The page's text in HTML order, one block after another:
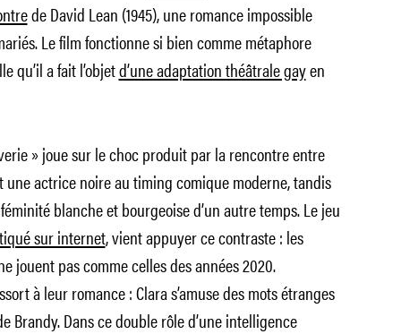
de David Lean (1945), une romance impossible
Le film fonctionne si bien comme métaphore
qu’il a fait l’objetd’une adaptation théâtrale gayen
» joue sur le choc produit par la rencontre entre
une actrice noire au timing comique moderne, tandis
blanche et bourgeoise d’un autre temps. Le jeu
sur internet, vient appuyer ce contraste : les
jouent pas comme celles des années 2020.
à leur romance : Clara s’amuse des mots étranges
Brandy. Dans ce double rôle d’une intelligence